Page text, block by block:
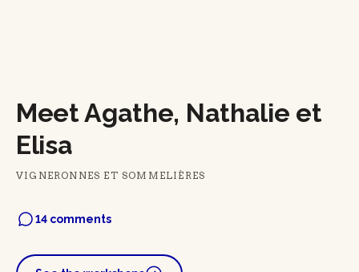
Meet Agathe, Nathalie et
Elisa
VIGNERONNES ET SOMMELIÈRES
14 comments